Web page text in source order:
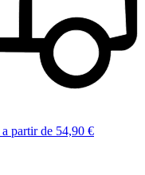
a partir de 54,90 €